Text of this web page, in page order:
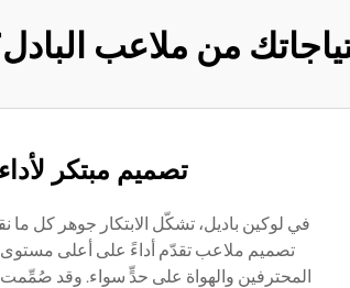
من ملاعب
تصميم مبتكر
في لوكين باديل، تشكّل الابتكار جوهر كل ما
تصميم ملاعب تقدّم أداءً على أعلى مستوى،
المحترفين والهواة على حدٍّ سواء. وقد صُمِّمت